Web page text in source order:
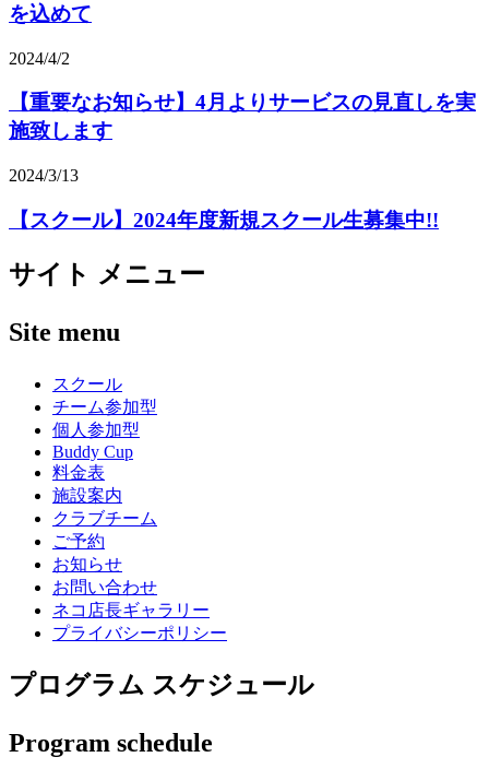
を込めて
2024/4/2
【重要なお知らせ】4月よりサービスの見直しを実
施致します
2024/3/13
【スクール】2024年度新規スクール生募集中!!
サイト メニュー
Site menu
スクール
チーム参加型
個人参加型
Buddy Cup
料金表
施設案内
クラブチーム
ご予約
お知らせ
お問い合わせ
ネコ店長ギャラリー
プライバシーポリシー
プログラム スケジュール
Program schedule